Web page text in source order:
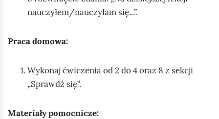
nauczyłem/nauczyłam się...”.
Praca domowa:
Wykonaj ćwiczenia od 2 do 4 oraz 8 z sekcji
„Sprawdź się”.
Materiały pomocnicze: